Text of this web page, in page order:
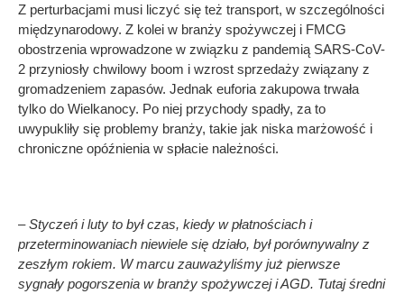
Z perturbacjami musi liczyć się też transport, w szczególności
międzynarodowy. Z kolei w branży spożywczej i FMCG
obostrzenia wprowadzone w związku z pandemią SARS-CoV-
2 przyniosły chwilowy boom i wzrost sprzedaży związany z
gromadzeniem zapasów. Jednak euforia zakupowa trwała
tylko do Wielkanocy. Po niej przychody spadły, za to
uwypukliły się problemy branży, takie jak niska marżowość i
chroniczne opóźnienia w spłacie należności.
– Styczeń i luty to był czas, kiedy w płatnościach i
przeterminowaniach niewiele się działo, był porównywalny z
zeszłym rokiem. W marcu zauważyliśmy już pierwsze
sygnały pogorszenia w branży spożywczej i AGD. Tutaj średni